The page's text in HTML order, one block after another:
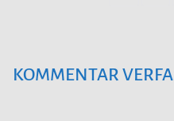
KOMMENTAR